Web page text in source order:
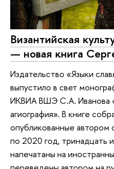
Византийская
— новая книга
Издательство «Языки
выпустило в свет
ИКВИА ВШЭ С.А. Иванова
агиография». В книге
опубликованные автором
по 2020 год, тринадцать
напечатаны на